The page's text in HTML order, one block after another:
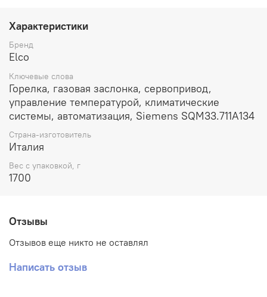
Характеристики
Бренд
Elco
Ключевые слова
Горелка, газовая заслонка, сервопривод,
управление температурой, климатические
системы, автоматизация, Siemens SQM33.711A134
Страна-изготовитель
Италия
Вес с упаковкой, г
1700
Отзывы
Отзывов еще никто не оставлял
Написать отзыв